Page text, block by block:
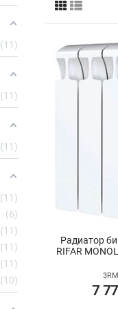
Радиатор
RIFAR
7
11
11
11
11
6
11
11
11
10